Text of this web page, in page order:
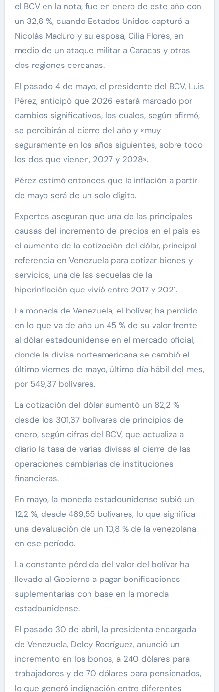
el BCV en la nota, fue en enero de este año con
un 32,6 %, cuando Estados Unidos capturó a
Nicolás Maduro y su esposa, Cilia Flores, en
medio de un ataque militar a Caracas y otras
dos regiones cercanas.
El pasado 4 de mayo, el presidente del BCV, Luis
Pérez, anticipó que 2026 estará marcado por
cambios significativos, los cuales, según afirmó,
se percibirán al cierre del año y «muy
seguramente en los años siguientes, sobre todo
los dos que vienen, 2027 y 2028».
Pérez estimó entonces que la inflación a partir
de mayo será de un solo dígito.
Expertos aseguran que una de las principales
causas del incremento de precios en el país es
el aumento de la cotización del dólar, principal
referencia en Venezuela para cotizar bienes y
servicios, una de las secuelas de la
hiperinflación que vivió entre 2017 y 2021.
La moneda de Venezuela, el bolívar, ha perdido
en lo que va de año un 45 % de su valor frente
al dólar estadounidense en el mercado oficial,
donde la divisa norteamericana se cambió el
último viernes de mayo, último día hábil del mes,
por 549,37 bolívares.
La cotización del dólar aumentó un 82,2 %
desde los 301,37 bolívares de principios de
enero, según cifras del BCV, que actualiza a
diario la tasa de varias divisas al cierre de las
operaciones cambiarias de instituciones
financieras.
En mayo, la moneda estadounidense subió un
12,2 %, desde 489,55 bolívares, lo que significa
una devaluación de un 10,8 % de la venezolana
en ese período.
La constante pérdida del valor del bolívar ha
llevado al Gobierno a pagar bonificaciones
suplementarias con base en la moneda
estadounidense.
El pasado 30 de abril, la presidenta encargada
de Venezuela, Delcy Rodríguez, anunció un
incremento en los bonos, a 240 dólares para
trabajadores y de 70 dólares para pensionados,
lo que generó indignación entre diferentes